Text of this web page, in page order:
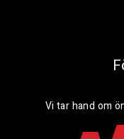
Vi tar hand om